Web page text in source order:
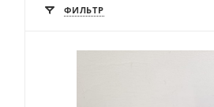
ФИЛЬТР